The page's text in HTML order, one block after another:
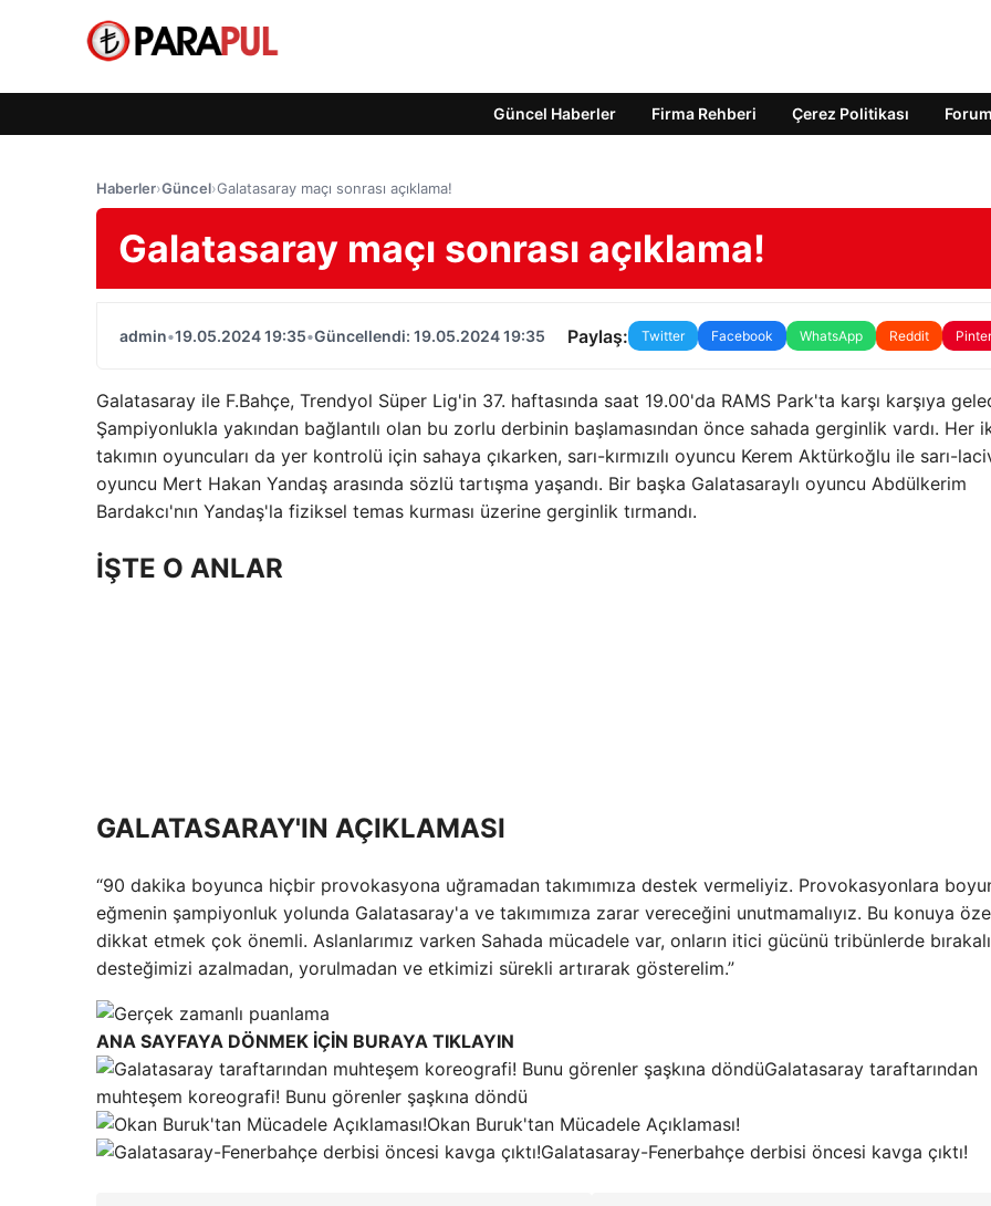
Güncel Haberler Firma Rehberi Çerez Politikası Forum
Haberler›Güncel›Galatasaray maçı sonrası açıklama!
Galatasaray maçı sonrası açıklama!
admin•19.05.2024 19:35•Güncellendi: 19.05.2024 19:35 Paylaş: Twitter Facebook WhatsApp Reddit
Galatasaray ile F.Bahçe, Trendyol Süper Lig'in 37. haftasında saat 19.00'da RAMS Park'ta karşı karşıya
Şampiyonlukla yakından bağlantılı olan bu zorlu derbinin başlamasından önce sahada gerginlik vardı. Her
takımın oyuncuları da yer kontrolü için sahaya çıkarken, sarı-kırmızılı oyuncu Kerem Aktürkoğlu ile sarı-
oyuncu Mert Hakan Yandaş arasında sözlü tartışma yaşandı. Bir başka Galatasaraylı oyuncu Abdülkerim
Bardakcı'nın Yandaş'la fiziksel temas kurması üzerine gerginlik tırmandı.
İŞTE O ANLAR
GALATASARAY'IN AÇIKLAMASI
“90 dakika boyunca hiçbir provokasyona uğramadan takımımıza destek vermeliyiz. Provokasyonlara
eğmenin şampiyonluk yolunda Galatasaray'a ve takımımıza zarar vereceğini unutmamalıyız. Bu konuya
dikkat etmek çok önemli. Aslanlarımız varken Sahada mücadele var, onların itici gücünü tribünlerde
desteğimizi azalmadan, yorulmadan ve etkimizi sürekli artırarak gösterelim.”
ANA SAYFAYA DÖNMEK İÇİN BURAYA TIKLAYIN
Galatasaray taraftarından
muhteşem koreografi! Bunu görenler şaşkına döndü
Okan Buruk'tan Mücadele Açıklaması!
Galatasaray-Fenerbahçe derbisi öncesi kavga çıktı!